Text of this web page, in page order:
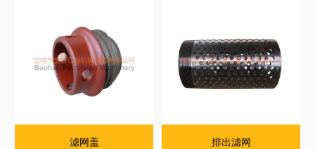
滤网盖 排出滤网